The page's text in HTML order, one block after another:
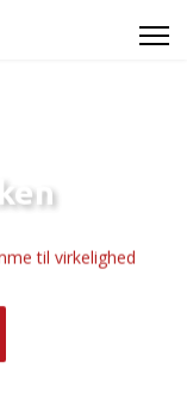
til virkelighed